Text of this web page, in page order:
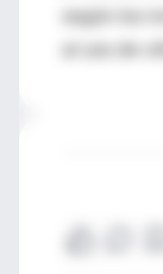
según los